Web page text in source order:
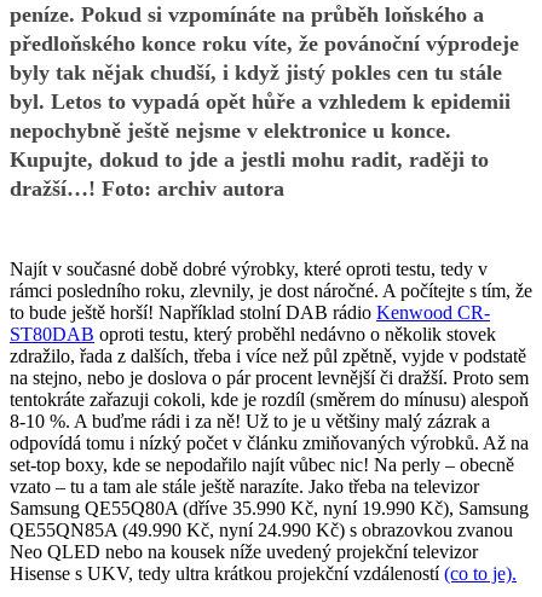
peníze. Pokud si vzpomínáte na průběh loňského a
předloňského konce roku víte, že povánoční výprodeje
byly tak nějak chudší, i když jistý pokles cen tu stále
byl. Letos to vypadá opět hůře a vzhledem k epidemii
nepochybně ještě nejsme v elektronice u konce.
Kupujte, dokud to jde a jestli mohu radit, raději to
dražší…! Foto: archiv autora
Najít v současné době dobré výrobky, které oproti testu, tedy v
rámci posledního roku, zlevnily, je dost náročné. A počítejte s tím, že
to bude ještě horší! Například stolní DAB rádio Kenwood CR-
ST80DAB oproti testu, který proběhl nedávno o několik stovek
zdražilo, řada z dalších, třeba i více než půl zpětně, vyjde v podstatě
na stejno, nebo je doslova o pár procent levnější či dražší. Proto sem
tentokráte zařazuji cokoli, kde je rozdíl (směrem do mínusu) alespoň
8-10 %. A buďme rádi i za ně! Už to je u většiny malý zázrak a
odpovídá tomu i nízký počet v článku zmiňovaných výrobků. Až na
set-top boxy, kde se nepodařilo najít vůbec nic! Na perly – obecně
vzato – tu a tam ale stále ještě narazíte. Jako třeba na televizor
Samsung QE55Q80A (dříve 35.990 Kč, nyní 19.990 Kč), Samsung
QE55QN85A (49.990 Kč, nyní 24.990 Kč) s obrazovkou zvanou
Neo QLED nebo na kousek níže uvedený projekční televizor
Hisense s UKV, tedy ultra krátkou projekční vzdáleností(co to je).